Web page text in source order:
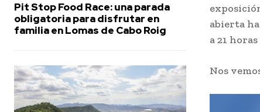
Pit Stop Food Race: una parada
obligatoria para disfrutar en
familia en Lomas de Cabo Roig
abierta
a 21
Nos